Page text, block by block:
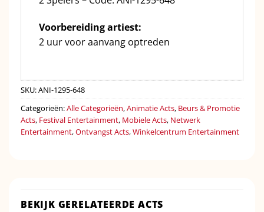
Voorbereiding artiest:
2 uur voor aanvang optreden
SKU:ANI-1295-648
Categorieën:Alle Categorieën,Animatie Acts, Beurs & Promotie
Acts, Festival Entertainment, Mobiele Acts, Netwerk
Entertainment,Ontvangst Acts,Winkelcentrum Entertainment
BEKIJK GERELATEERDE ACTS